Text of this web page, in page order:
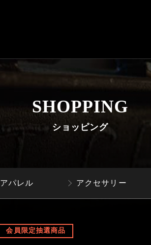
SHOPPING
ショッピング
アパレル アクセサリー
会員限定抽選商品